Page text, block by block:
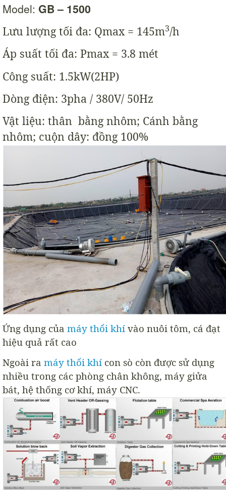
Model: GB – 1500
Lưu lượng tối đa: Qmax = 145m3/h
Áp suất tối đa: Pmax = 3.8 mét
Công suất: 1.5kW(2HP)
Dòng điện: 3pha / 380V/ 50Hz
Vật liệu: thân bằng nhôm; Cánh bằng
nhôm; cuộn dây: đồng 100%
Ứng dụng của máy thổi khí vào nuôi tôm, cá đạt
hiệu quả rất cao
Ngoài ra máy thổi khí con sò còn được sử dụng
nhiều trong các phòng chân không, máy giửa
bát, hệ thống cơ khí, máy CNC.